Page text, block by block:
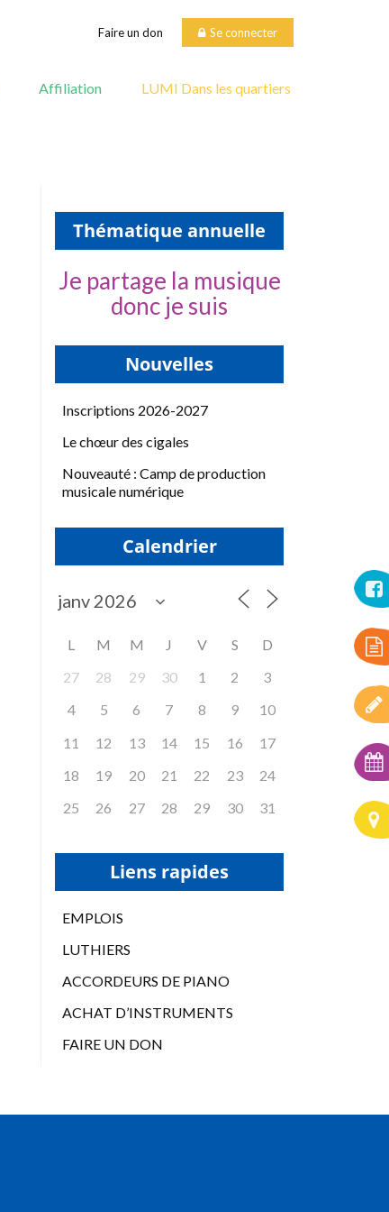
Faire un don Se connecter
Affiliation LUMI Dans les quartiers
Thématique annuelle
Je partage la musique
donc je suis
Nouvelles
Inscriptions 2026-2027
Le chœur des cigales
Nouveauté : Camp de production
musicale numérique
Calendrier
L M M J V S
D
27
28 29 30 1 2
3
4
5 6 7 8 9
10
11
12 13 14 15 16
17
18
19 20 21 22 23
24
25
26 27 28 29 30 31
Liens rapides
EMPLOIS
LUTHIERS
ACCORDEURS DE PIANO
ACHAT D’INSTRUMENTS
FAIRE UN DON